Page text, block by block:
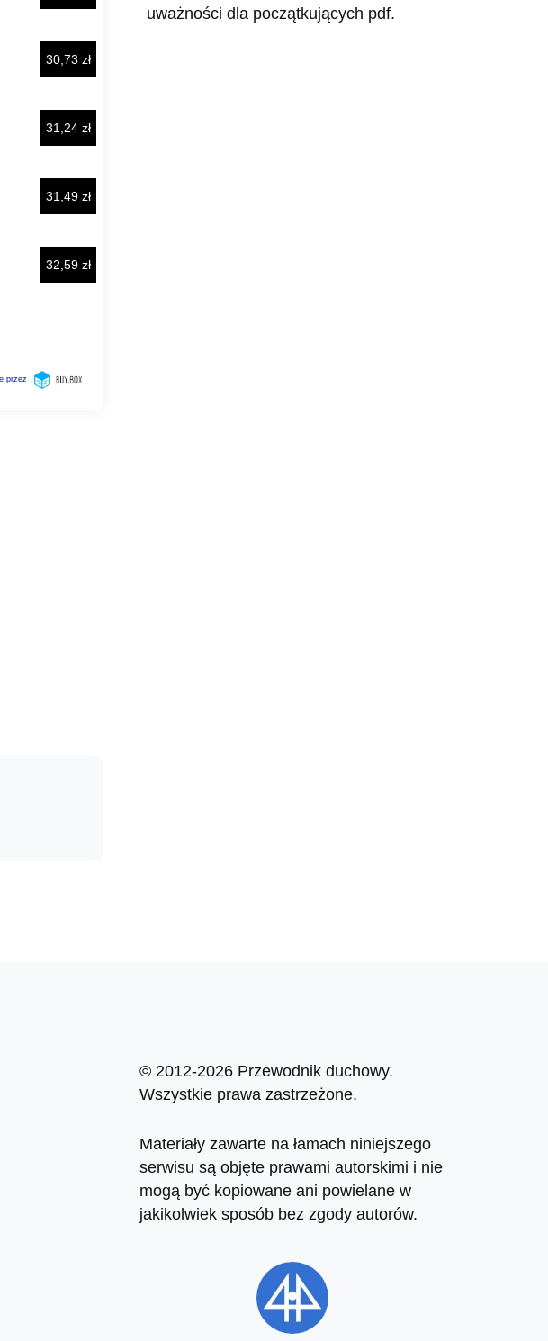
uważności dla początkujących pdf.
© 2012-2026 Przewodnik duchowy.
Wszystkie prawa zastrzeżone.
Materiały zawarte na łamach niniejszego
serwisu są objęte prawami autorskimi i nie
mogą być kopiowane ani powielane w
jakikolwiek sposób bez zgody autorów.